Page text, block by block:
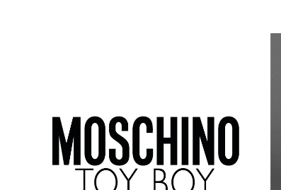
Armani Beauty
Armani Parfums
Atkinsons
Atkinsons London 1799